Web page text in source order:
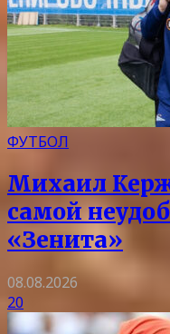
ФУТБОЛ
Михаил
самой
«Зенита»
08.08.2026
20